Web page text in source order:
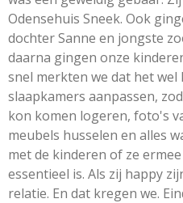
Odensehuis Sneek. Ook
dochter Sanne en jongste
daarna gingen onze
snel merkten we dat het wel
slaapkamers aanpassen,
kon komen logeren, foto's
meubels husselen en alles
met de kinderen of ze
essentieel is. Als zij happy
relatie. En dat kregen we.